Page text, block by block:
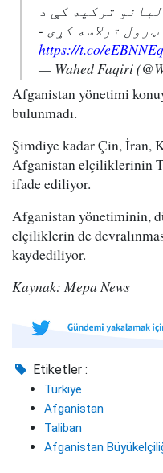
ترکیه کې د
ترلاسه کړی -
https://t.co/
— Wahed Faqiri
Afganistan yönetimi
bulunmadı.
Şimdiye kadar Çin, İran,
Afganistan elçiliklerinin
ifade ediliyor.
Afganistan yönetiminin,
elçiliklerin de
kaydediliyor.
Kaynak: Mepa News
Etiketler :
Türkiye
Afganistan
Taliban
Afganistan